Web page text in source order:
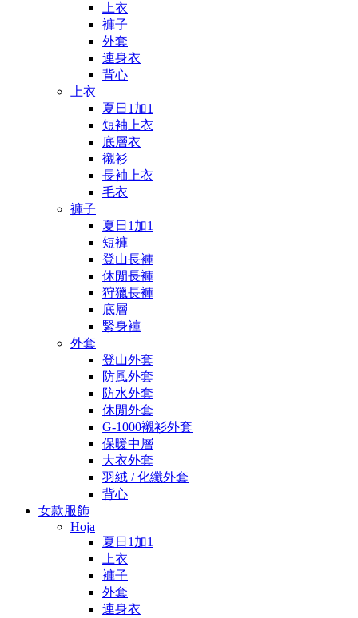
上衣
褲子
外套
連身衣
背心
上衣
夏日1加1
短袖上衣
底層衣
襯衫
長袖上衣
毛衣
褲子
夏日1加1
短褲
登山長褲
休閒長褲
狩獵長褲
底層
緊身褲
外套
登山外套
防風外套
防水外套
休閒外套
G-1000襯衫外套
保暖中層
大衣外套
羽絨 / 化纖外套
背心
女款服飾
Hoja
夏日1加1
上衣
褲子
外套
連身衣